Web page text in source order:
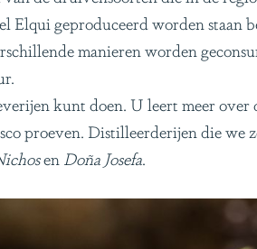
Elqui geproduceerd worden staan
manieren worden
kunt doen. U leert meer over
proeven. Distilleerderijen die we
en Doña Josefa.